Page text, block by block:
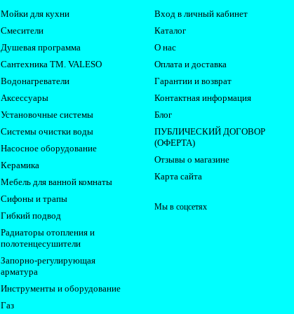
Мойки для кухни
Смесители
Душевая программа
Сантехника ТМ. VALESO
Водонагреватели
Аксессуары
Установочные системы
Системы очистки воды
Насосное оборудование
Керамика
Мебель для ванной комнаты
Сифоны и трапы
Гибкий подвод
Радиаторы отопления и
полотенцесушители
Запорно-регулирующая
арматура
Инструменты и оборудование
Газ
Вход в личный кабинет
Каталог
О нас
Оплата и доставка
Гарантии и возврат
Контактная информация
Блог
ПУБЛИЧЕСКИЙ ДОГОВОР
(ОФЕРТА)
Отзывы о магазине
Карта сайта
Мы в соцсетях